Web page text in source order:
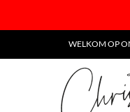
WELKOM OP